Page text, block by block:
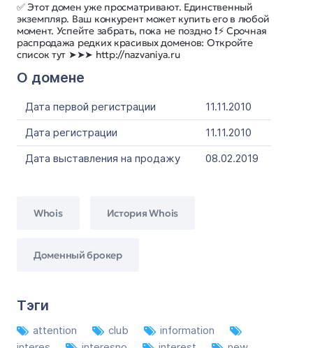
✅ Этот домен уже просматривают. Единственный
экземпляр. Ваш конкурент может купить его в любой
момент. Успейте забрать, пока не поздно ❗⚡ Срочная
распродажа редких красивых доменов: Откройте
список тут ➤➤➤ http://nazvaniya.ru
О домене
Дата первой регистрации
11.11.2010
Дата регистрации
11.11.2010
Дата выставления на продажу
08.02.2019
Whois История Whois
Доменный брокер
Тэги
attention club
information